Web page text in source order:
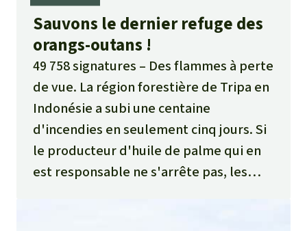
Sauvons le dernier refuge des
orangs-outans !
49 758 signatures
Des flammes à perte
de vue. La région forestière de Tripa en
Indonésie a subi une centaine
d'incendies en seulement cinq jours. Si
le producteur d'huile de palme qui en
est responsable ne s'arrête pas, les